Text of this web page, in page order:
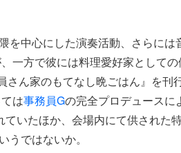
を中心にした演奏活動、さらには
一方で彼には料理愛好家としての
ん家のもてなし晩ごはん』を刊
は事務員Gの完全プロデュースに
いたほか、会場内にて供された
うではないか。